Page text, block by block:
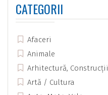
CATEGORII
Afaceri
Animale
Arhitectură, Construcții
Artă / Cultura